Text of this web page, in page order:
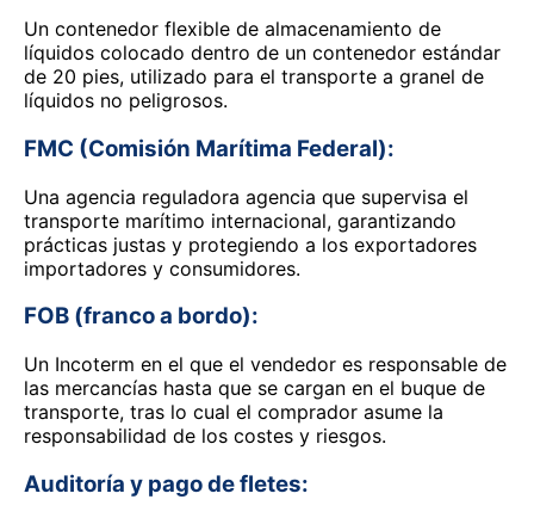
Un contenedor flexible de almacenamiento de
líquidos colocado dentro de un contenedor estándar
de 20 pies, utilizado para el transporte a granel de
líquidos no peligrosos.
FMC (Comisión Marítima Federal):
Una agencia reguladora agencia que supervisa el
transporte marítimo internacional, garantizando
prácticas justas y protegiendo a los exportadores
importadores y consumidores.
FOB (franco a bordo):
Un Incoterm en el que el vendedor es responsable de
las mercancías hasta que se cargan en el buque de
transporte, tras lo cual el comprador asume la
responsabilidad de los costes y riesgos.
Auditoría y pago de fletes: